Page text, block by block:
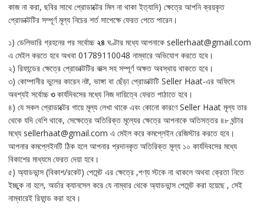
কাজ না করা, ছবির সাথে প্রোডাক্টের মিল না থাকা ইত্যাদি) ক্ষেত্রে আপনি ক্রয়কৃত
প্রোডাক্টটির সম্পূর্ণ মূল্য নিচের শর্ত সাপেক্ষে ফেরত পেতে পারেন।
১) ডেলিভারি গ্রহনের পর সর্বোচ্চ২৪ ঘণ্টার মধ্যে আপনাকে sellerhaat@gmail.com
এ মেইল করতে হবে অখবা 01789110048 নাম্বারে অভিযোগ করতে হবে।
২) রিফান্ডের ক্ষেত্রে প্রোডাক্টটির বাক্স সহ সম্পূর্ণ অক্ষত অবস্থায় থাকতে হবে।
৩) কোম্পানীর ভুলের কারেন নষ্ট, ভাঙ্গা বা ছেঁড়া প্রোডাক্টটি Seller Haat-এর অফিসে
অবশ্যই সর্বোচ্চ৩কার্যদিবসের মধ্যে নিজ দায়িত্বে ফেরত পাঠাতে হবে।
৪) যে সকল প্রোডাক্টের গায়ে মূল্য লেখা থাকে এবং কোনো কারণে Seller Haat মূল্য তার
থেকে যদি বেশি থাকে, সেক্ষেত্রে অতিরিক্ত মূল্যের ক্ষেত্রে আপনাকে অতিসত্তর ৪৮ ঘন্টার
মধ্যে sellerhaat@gmail.com এ মেইল করে কমপ্লেইন রেজিস্টার করতে হবে।
আপনার কমপ্লেইনটি ঠিক হলে আপনার প্রদানকৃত অতিরিক্ত মূল্য ১০ কার্যদিবসের মধ্যে
বিকাশের মাধ্যমে ফেরত দেয়া হবে।
৫) অ্যাডভান্স (বিকাশ/রকেট) পেমেন্ট এর ক্ষেত্রে ,পণ্য স্টকে না থাকলে অথবা ক্রেতা নিতে
ইচ্ছুক না হলে, অর্ডার ক্যানসেল করে যে নাম্বার থেকে অ্যাডভান্স পেমেন্ট করা হয়েছে , সেই
নাম্বারেই রিফান্ড করা হবে।